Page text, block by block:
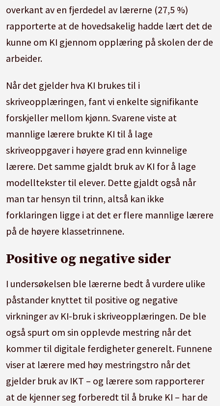
overkant av en fjerdedel av lærerne (27,5 %)
rapporterte at de hovedsakelig hadde lært det de
kunne om KI gjennom opplæring på skolen der de
arbeider.
Når det gjelder hva KI brukes til i
skriveopplæringen, fant vi enkelte signifikante
forskjeller mellom kjønn. Svarene viste at
mannlige lærere brukte KI til å lage
skriveoppgaver i høyere grad enn kvinnelige
lærere. Det samme gjaldt bruk av KI for å lage
modelltekster til elever. Dette gjaldt også når
man tar hensyn til trinn, altså kan ikke
forklaringen ligge i at det er flere mannlige lærere
på de høyere klassetrinnene.
Positive og negative sider
I undersøkelsen ble lærerne bedt å vurdere ulike
påstander knyttet til positive og negative
virkninger av KI-bruk i skriveopplæringen. De ble
også spurt om sin opplevde mestring når det
kommer til digitale ferdigheter generelt. Funnene
viser at lærere med høy mestringstro når det
gjelder bruk av IKT – og lærere som rapporterer
at de kjenner seg forberedt til å bruke KI – har de